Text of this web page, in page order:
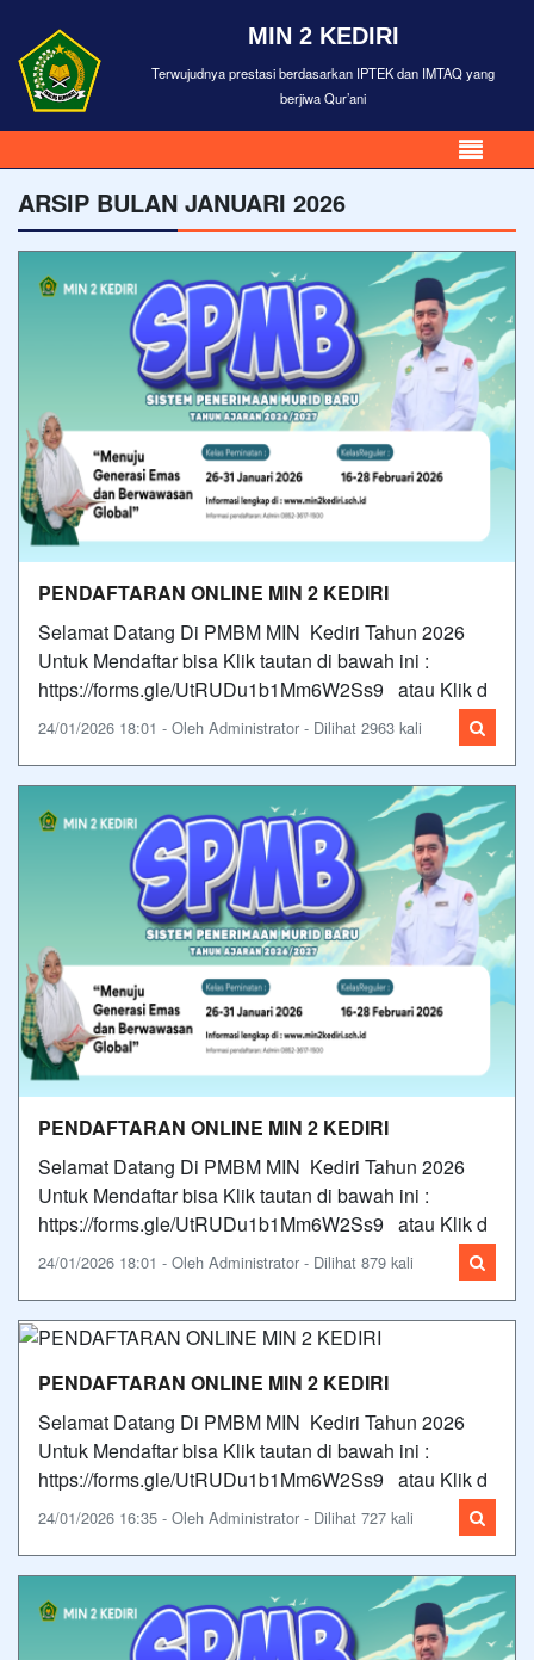
MIN 2 KEDIRI
Terwujudnya prestasi berdasarkan IPTEK dan IMTAQ yang
berjiwa Qur’ani
ARSIP BULAN JANUARI 2026
PENDAFTARAN ONLINE MIN 2 KEDIRI
Selamat Datang Di PMBM MIN Kediri Tahun 2026
Untuk Mendaftar bisa Klik tautan di bawah ini :
https://forms.gle/UtRUDu1b1Mm6W2Ss9 atau Klik d
24/01/2026 18:01 - Oleh Administrator - Dilihat 2963 kali
PENDAFTARAN ONLINE MIN 2 KEDIRI
Selamat Datang Di PMBM MIN Kediri Tahun 2026
Untuk Mendaftar bisa Klik tautan di bawah ini :
https://forms.gle/UtRUDu1b1Mm6W2Ss9 atau Klik d
24/01/2026 18:01 - Oleh Administrator - Dilihat 879 kali
PENDAFTARAN ONLINE MIN 2 KEDIRI
Selamat Datang Di PMBM MIN Kediri Tahun 2026
Untuk Mendaftar bisa Klik tautan di bawah ini :
https://forms.gle/UtRUDu1b1Mm6W2Ss9 atau Klik d
24/01/2026 16:35 - Oleh Administrator - Dilihat 727 kali